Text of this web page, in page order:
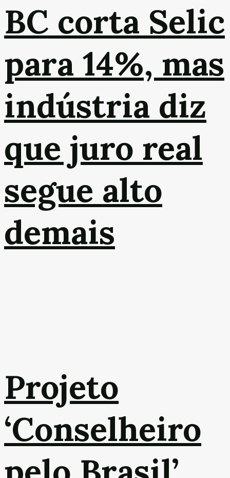
BC corta Selic
para 14%, mas
indústria diz
que juro real
segue alto
demais
Projeto
‘Conselheiro